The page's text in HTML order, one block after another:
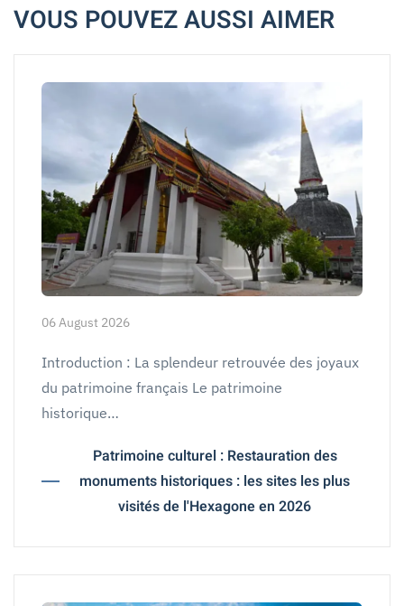
VOUS POUVEZ AUSSI AIMER
06 August 2026
Introduction : La splendeur retrouvée des joyaux
du patrimoine français Le patrimoine
historique…
Patrimoine culturel : Restauration des
monuments historiques : les sites les plus
visités de l'Hexagone en 2026